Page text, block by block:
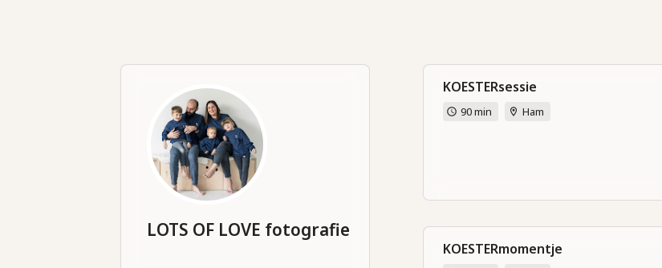
LOTS OF LOVE fotografie
KOESTERsessie
90 min Ham
KOESTERmomentje